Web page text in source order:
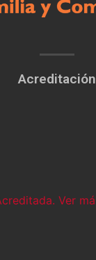
Acreditación